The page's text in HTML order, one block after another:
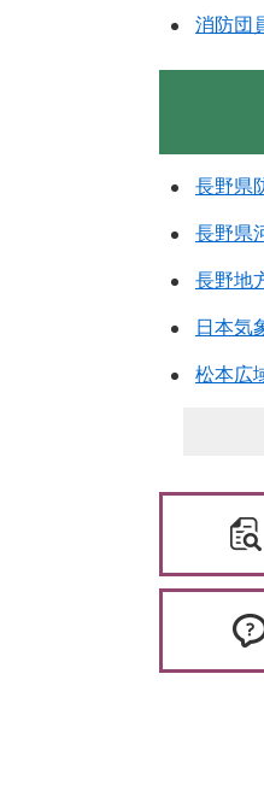
消防団
長野県
長野県
長野地
日本気
松本広